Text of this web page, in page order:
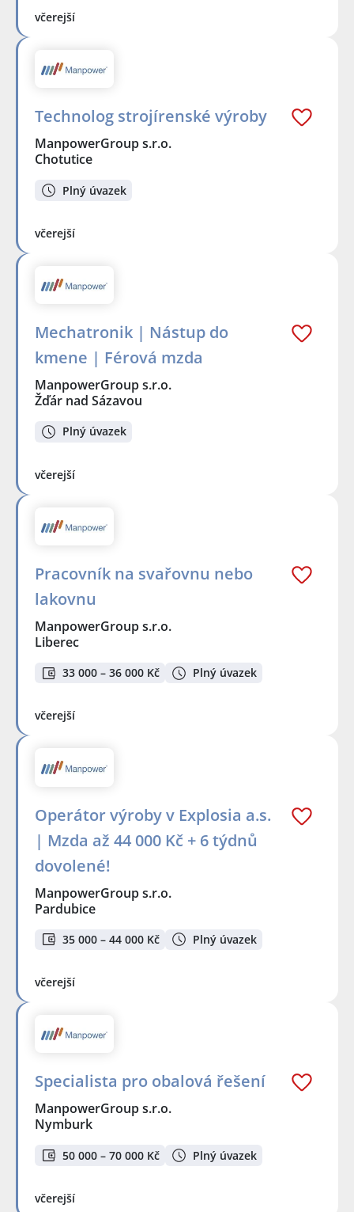
včerejší
Technolog strojírenské výroby
ManpowerGroup s.r.o.
Chotutice
Plný úvazek
včerejší
Mechatronik | Nástup do
kmene | Férová mzda
ManpowerGroup s.r.o.
Žďár nad Sázavou
Plný úvazek
včerejší
Pracovník na svařovnu nebo
lakovnu
ManpowerGroup s.r.o.
Liberec
33 000 – 36 000 Kč Plný úvazek
včerejší
Operátor výroby v Explosia a.s.
| Mzda až 44 000 Kč + 6 týdnů
dovolené!
ManpowerGroup s.r.o.
Pardubice
35 000 – 44 000 Kč Plný úvazek
včerejší
Specialista pro obalová řešení
ManpowerGroup s.r.o.
Nymburk
50 000 – 70 000 Kč Plný úvazek
včerejší